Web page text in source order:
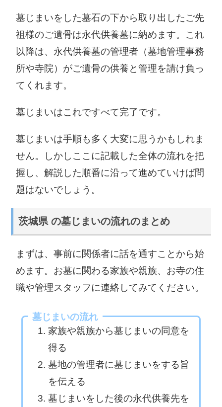
029-892-2000
0299-59-2111
桜川市役所
〒309-1293 桜
川市羽田1023
0296-58-5111
神栖市役所
〒314-0192 神
栖市溝口4991-5
〒311-3892 行
0299-72-0811
〒311-1592 鉾
0291-33-2111
〒300-2395 つ
田195
0297-58-2111
美玉市堅倉835
0299-48-1111
茨城町役場
〒311-3192 東
茨城郡茨城町大
029-292-1111
大洗町役場
〒311-1392 東
茨城郡大洗町磯
029-267-5111
城里町役場
〒311-4391 東
茨城郡城里町大
字石塚1428-25
029-288-3111
大子町役場
慈郡大子町大字
0295-72-1111
墓じまいをした墓石の下から取り出したご先
祖様のご遺骨は永代供養墓に納めます。これ
以降は、永代供養墓の管理者（墓地管理事務
所や寺院）がご遺骨の供養と管理を請け負っ
てくれます。
墓じまいはこれですべて完了です。
墓じまいは手順も多く大変に思うかもしれま
せん。しかしここに記載した全体の流れを把
握し、解説した順番に沿って進めていけば問
題はないでしょう。
茨城県 の墓じまいの流れのまとめ
まずは、事前に関係者に話を通すことから始
めます。お墓に関わる家族や親族、お寺の住
職や管理スタッフに連絡してみてください。
墓じまいの流れ
家族や親族から墓じまいの同意を
得る
墓地の管理者に墓じまいをする旨
を伝える
墓じまいをした後の永代供養先を